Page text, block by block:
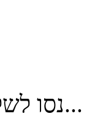
נסו לשלוט על אופנוע ים...